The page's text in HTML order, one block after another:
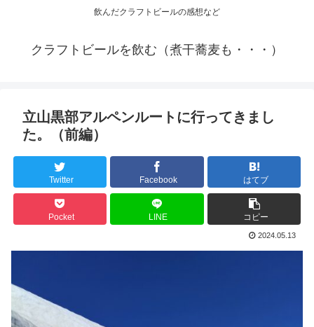
飲んだクラフトビールの感想など
クラフトビールを飲む（煮干蕎麦も・・・）
立山黒部アルペンルートに行ってきまし
た。（前編）
Twitter Facebook はてブ
Pocket LINE コピー
2024.05.13